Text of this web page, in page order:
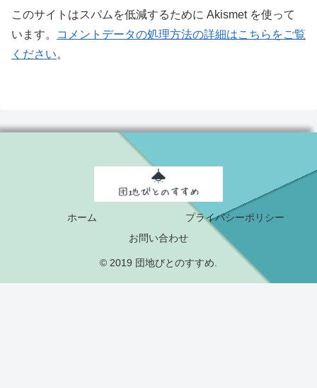
このサイトはスパムを低減するために Akismet を使って
います。
コメントデータの処理方法の詳細はこちらをご覧
ください。
ホーム
プライバシーポリシー
お問い合わせ
© 2019 団地びとのすすめ.